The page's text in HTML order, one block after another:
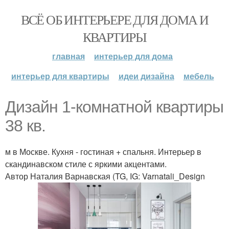
ВСЁ ОБ ИНТЕРЬЕРЕ ДЛЯ ДОМА И
КВАРТИРЫ
главная
интерьер для дома
интерьер для квартиры
идеи дизайна мебель
Дизайн 1-комнатной квартиры
38 кв.
м в Москве. Кухня - гостиная + спальня. Интерьер в
скандинавском стиле с яркими акцентами.
Автор Наталия Варнавская (TG, IG: Varnatali_Design